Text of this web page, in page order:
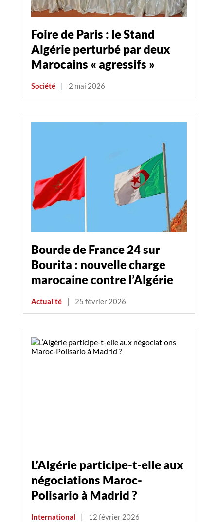
Foire de Paris : le Stand
Algérie perturbé par deux
Marocains « agressifs »
Société | 2 mai 2026
Bourde de France 24 sur
Bourita : nouvelle charge
marocaine contre l’Algérie
Actualité | 25 février 2026
L’Algérie participe-t-elle aux
négociations Maroc-
Polisario à Madrid ?
International | 12 février 2026